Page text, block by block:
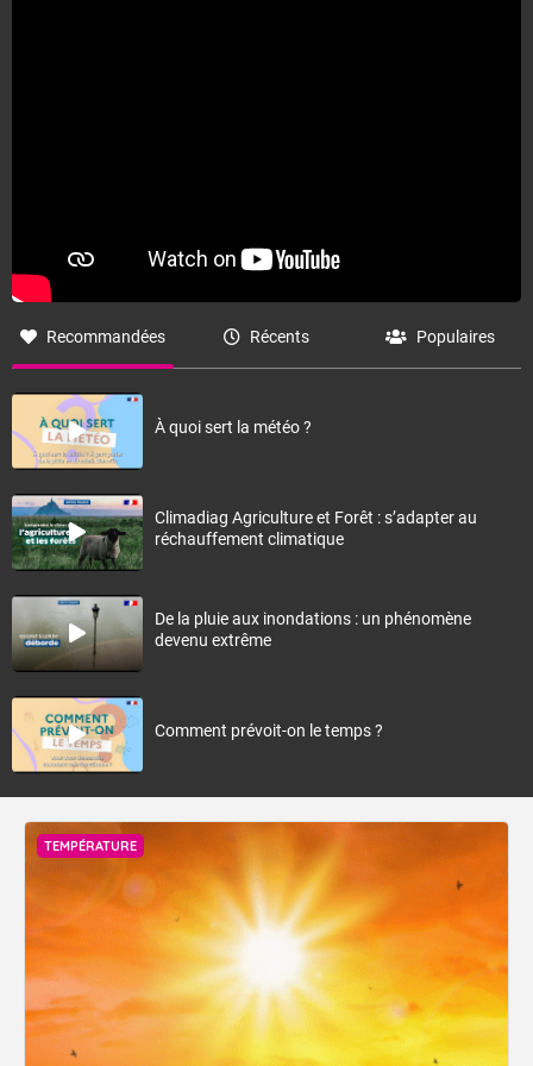
Recommandées Récents Populaires
À quoi sert la météo ?
Climadiag Agriculture et Forêt : s’adapter au
réchauffement climatique
De la pluie aux inondations : un phénomène
devenu extrême
Comment prévoit-on le temps ?
TEMPÉRATURE